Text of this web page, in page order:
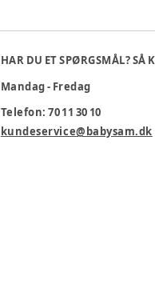
HAR DU ET SPØRGSMÅL? SÅ
Mandag - Fredag
Telefon: 70 11 30 10
kundeservice@babysam.dk